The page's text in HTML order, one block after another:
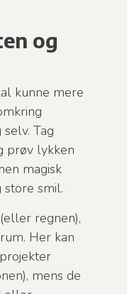
og
kunne mere
Tag
prøv lykken
magisk
store smil.
regnen),
Her kan
mens de